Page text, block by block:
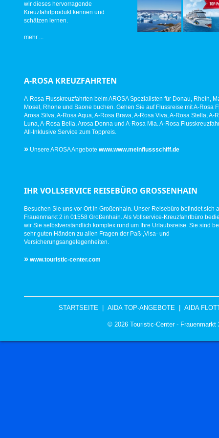
wir dieses hervorragende
Kreuzfahrtprodukt kennen und
schätzen lernen.
mehr ...
A-ROSA KREUZFAHRTEN
A-Rosa Flusskreuzfahrten beim AROSA Spezialisten für Donau, Rhein,
Mosel, Rhone und Saone buchen. Gehen Sie auf Flussreise mit A-Rosa
Arosa Silva, A-Rosa Aqua, A-Rosa Brava, A-Rosa Viva, A-Rosa Stella, A-
Luna, A-Rosa Bella, Arosa Donna und A-Rosa Mia. A-Rosa
All-Inklusive Service zum Toppreis.
» Unsere AROSA Angebote www.www.meinflussschiff.de
IHR VOLLSERVICE REISEBÜRO GROSSENHAIN
Besuchen Sie uns vor Ort in Großenhain. Unser Reisebüro befindet sich
Frauenmarkt 2 in 01558 Großenhain. Als Vollservice-Kreuzfahrtbüro
wir Sie selbstverständlich komplex rund um Ihre Urlaubsreise. Sie sind
sehr guten Händen zu allen Fragen der Paß-,Visa- und
Versicherungsangelegenheiten.
» www.touristic-center.com
STARTSEITE| AIDA TOP-ANGEBOTE| AIDA
© 2026 Touristic-Center -